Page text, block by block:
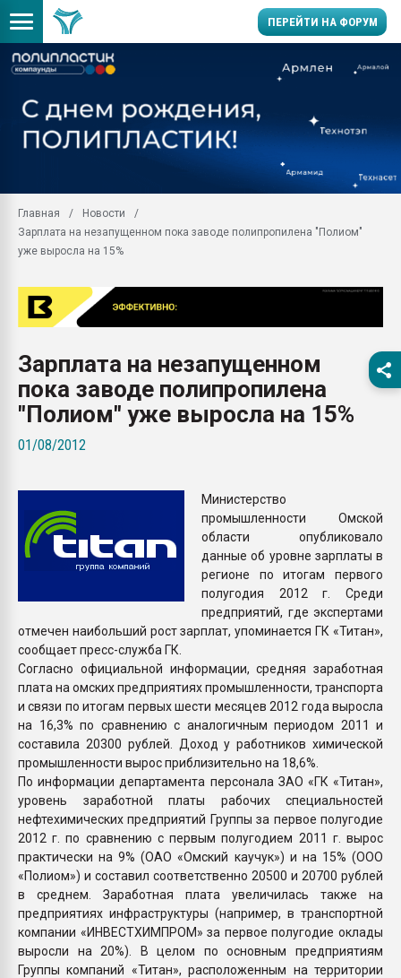
ПЕРЕЙТИ НА ФОРУМ
заводу пластмасс"
первый план в
28.07.2026
ситуацией на
Всё, что касается
Главная
Новости
Зарплата на незапущенном пока заводе полипропилена "Полиом"
уже выросла на 15%
Зарплата на незапущенном
пока заводе полипропилена
"Полиом" уже выросла на 15%
01/08/2012
Министерство
промышленности Омской
области опубликовало
данные об уровне зарплаты в
регионе по итогам первого
полугодия 2012 г. Среди
предприятий, где экспертами
отмечен наибольший рост зарплат, упоминается ГК «Титан»,
сообщает пресс-служба ГК.
Согласно официальной информации, средняя заработная
плата на омских предприятиях промышленности, транспорта
и связи по итогам первых шести месяцев 2012 года выросла
на 16,3% по сравнению с аналогичным периодом 2011 и
составила 20300 рублей. Доход у работников химической
промышленности вырос приблизительно на 18,6%.
По информации департамента персонала ЗАО «ГК «Титан»,
уровень заработной платы рабочих специальностей
нефтехимических предприятий Группы за первое полугодие
2012 г. по сравнению с первым полугодием 2011 г. вырос
практически на 9% (ОАО «Омский каучук») и на 15% (ООО
«Полиом») и составил соответственно 20500 и 20700 рублей
в среднем. Заработная плата увеличилась также на
предприятиях инфраструктуры (например, в транспортной
компании «ИНВЕСТХИМПРОМ» за первое полугодие оклады
выросли на 20%). В целом по основным предприятиям
Группы компаний «Титан», расположенным на территории